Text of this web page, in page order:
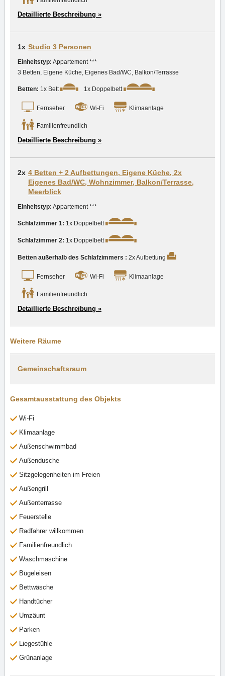
Detaillierte Beschreibung »
1x Studio 3 Personen
Einheitstyp: Appartement ***
3 Betten, Eigene Küche, Eigenes Bad/WC, Balkon/Terrasse
Betten: 1x Bett 1x Doppelbett
Fernseher Wi-Fi Klimaanlage
Familienfreundlich
Detaillierte Beschreibung »
2x 4 Betten + 2 Aufbettungen, Eigene Küche, 2x
Eigenes Bad/WC, Wohnzimmer, Balkon/Terrasse,
Meerblick
Einheitstyp: Appartement ***
Schlafzimmer 1: 1x Doppelbett
Schlafzimmer 2: 1x Doppelbett
Betten außerhalb des Schlafzimmers : 2x Aufbettung
Fernseher Wi-Fi Klimaanlage
Familienfreundlich
Detaillierte Beschreibung »
Weitere Räume
Gemeinschaftsraum
Gesamtausstattung des Objekts
Wi-Fi
Klimaanlage
Außenschwimmbad
Außendusche
Sitzgelegenheiten im Freien
Außengrill
Außenterrasse
Feuerstelle
Radfahrer willkommen
Familienfreundlich
Waschmaschine
Bügeleisen
Bettwäsche
Handtücher
Umzäunt
Parken
Liegestühle
Grünanlage